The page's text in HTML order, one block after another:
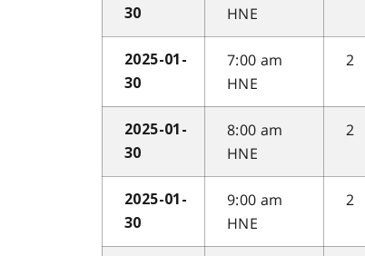
30
HNE
2025-01-
30
7:00 am
HNE
2
2025-01-
30
8:00 am
HNE
2
2025-01-
30
9:00 am
HNE
2